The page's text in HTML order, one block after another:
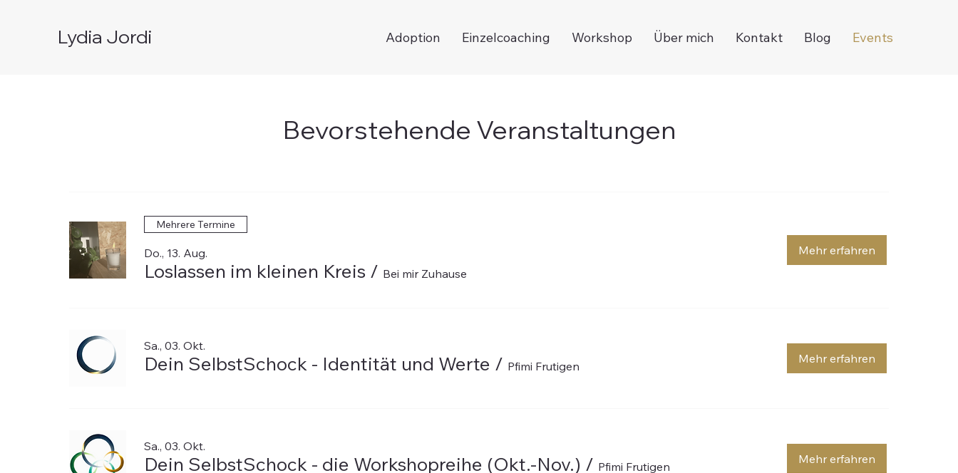
Lydia Jordi Adoption Einzelcoaching Workshop Über mich Kontakt Blog Events
Bevorstehende Veranstaltungen
Mehrere Termine
Do., 13. Aug.
Loslassen im kleinen Kreis / Bei mir Zuhause
Mehr erfahren
Sa., 03. Okt.
Dein SelbstSchock - Identität und Werte / Pfimi Frutigen
Mehr erfahren
Sa., 03. Okt.
Dein SelbstSchock - die Workshopreihe (Okt.-Nov.) / Pfimi Frutigen
Mehr erfahren